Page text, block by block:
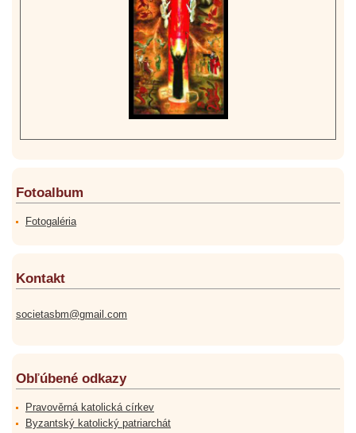
Fotoalbum
Fotogaléria
Kontakt
societasbm@gmail.com
Obľúbené odkazy
Pravověrná katolická církev
Byzantský katolický patriarchát